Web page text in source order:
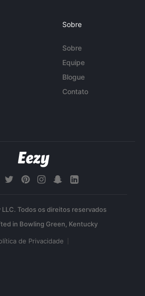
Sobre
Sobre
Equipe
Blogue
Contato
Todos os direitos reservados
de Privacidade